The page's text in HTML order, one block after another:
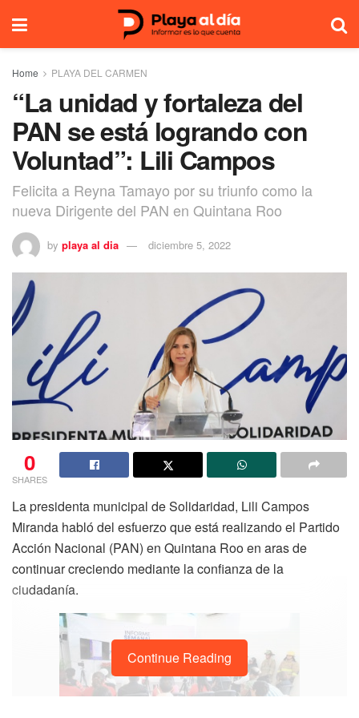
Home PLAYA DEL CARMEN
“La unidad y fortaleza del
PAN se está logrando con
Voluntad”: Lili Campos
Felicita a Reyna Tamayo por su triunfo como la
nueva Dirigente del PAN en Quintana Roo
by playa al dia diciembre 5, 2022
0
SHARES
La presidenta municipal de Solidaridad, Lili Campos
Miranda habló del esfuerzo que está realizando el Partido
Acción Nacional (PAN) en Quintana Roo en aras de
continuar creciendo mediante la confianza de la
ciudadanía.
Continue Reading